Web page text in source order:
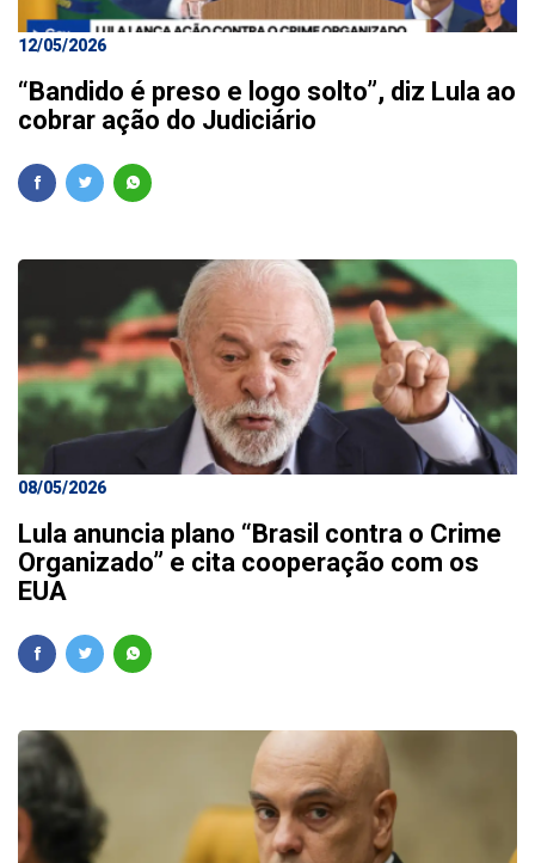
12/05/2026
“Bandido é preso e logo solto”, diz Lula ao
cobrar ação do Judiciário
08/05/2026
Lula anuncia plano “Brasil contra o Crime
Organizado” e cita cooperação com os
EUA